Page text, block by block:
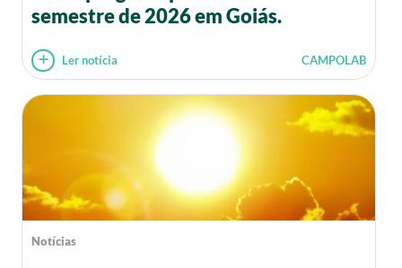
semestre de 2026 em Goiás.
Ler notícia CAMPOLAB
Notícias